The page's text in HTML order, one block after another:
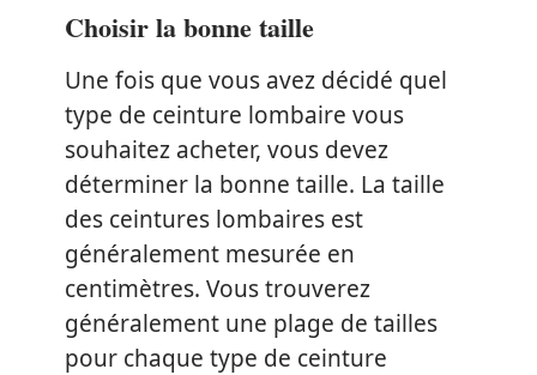
Choisir la bonne taille
Une fois que vous avez décidé quel
type de ceinture lombaire vous
souhaitez acheter, vous devez
déterminer la bonne taille. La taille
des ceintures lombaires est
généralement mesurée en
centimètres. Vous trouverez
généralement une plage de tailles
pour chaque type de ceinture